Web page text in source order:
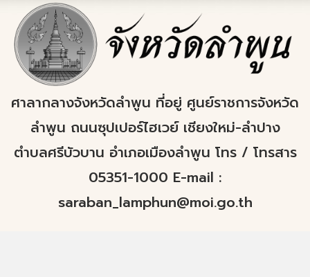
ศาลากลางจังหวัดลำพูน ที่อยู่ ศูนย์ราชการจังหวัด
ลำพูน ถนนซุปเปอร์ไฮเวย์ เชียงใหม่-ลำปาง
ตำบลศรีบัวบาน อำเภอเมืองลำพูน โทร / โทรสาร
05351-1000 E-mail :
saraban_lamphun@moi.go.th